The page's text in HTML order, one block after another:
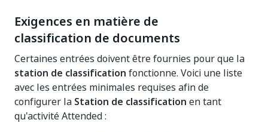
Exigences en matière de
classification de documents
Certaines entrées doivent être fournies pour que la
station de classification fonctionne. Voici une liste
avec les entrées minimales requises afin de
configurer la Station de classification en tant
qu'activité Attended :